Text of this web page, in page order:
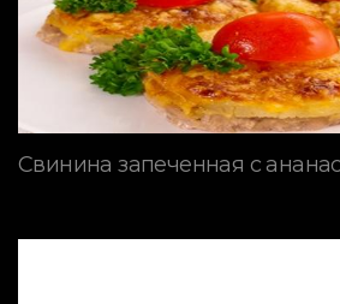
Свинина запеченная с